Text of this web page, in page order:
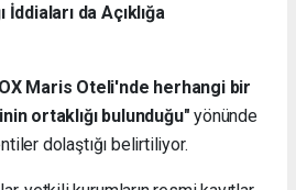
da Açıklığa
Maris Oteli'nde herhangi bir
ortaklığı bulunduğu" yönünde
dolaştığı belirtiliyor.